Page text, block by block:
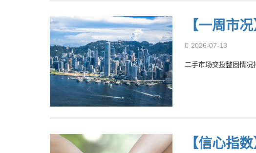
【一周市
2026-07-13
二手市场交投整固情
【信心指